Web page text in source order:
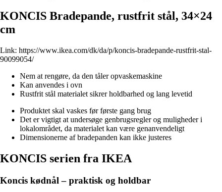
KONCIS Bradepande, rustfrit stål, 34×24
cm
Link: https://www.ikea.com/dk/da/p/koncis-bradepande-rustfrit-stal-
90099054/
Nem at rengøre, da den tåler opvaskemaskine
Kan anvendes i ovn
Rustfrit stål materialet sikrer holdbarhed og lang levetid
Produktet skal vaskes før første gang brug
Det er vigtigt at undersøge genbrugsregler og muligheder i
lokalområdet, da materialet kan være genanvendeligt
Dimensionerne af bradepanden kan ikke justeres
KONCIS serien fra IKEA
Koncis kødnål – praktisk og holdbar